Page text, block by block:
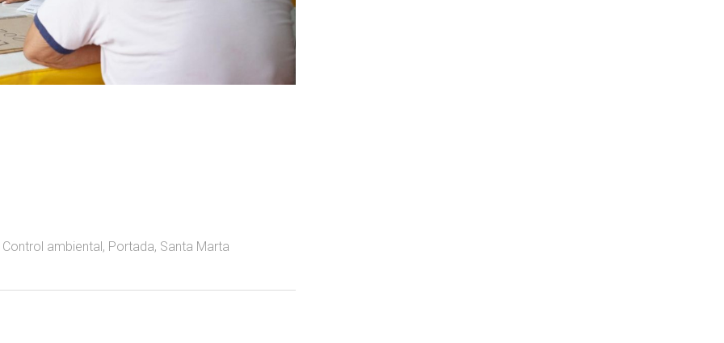
Control ambiental, Portada, Santa Marta